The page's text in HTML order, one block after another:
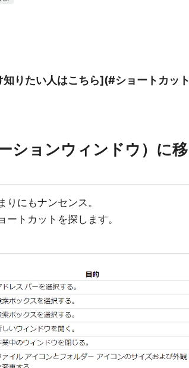
りたい人はこちら](#ショートカット
ションウィンドウ）に移
にもナンセンス。
トカットを探します。